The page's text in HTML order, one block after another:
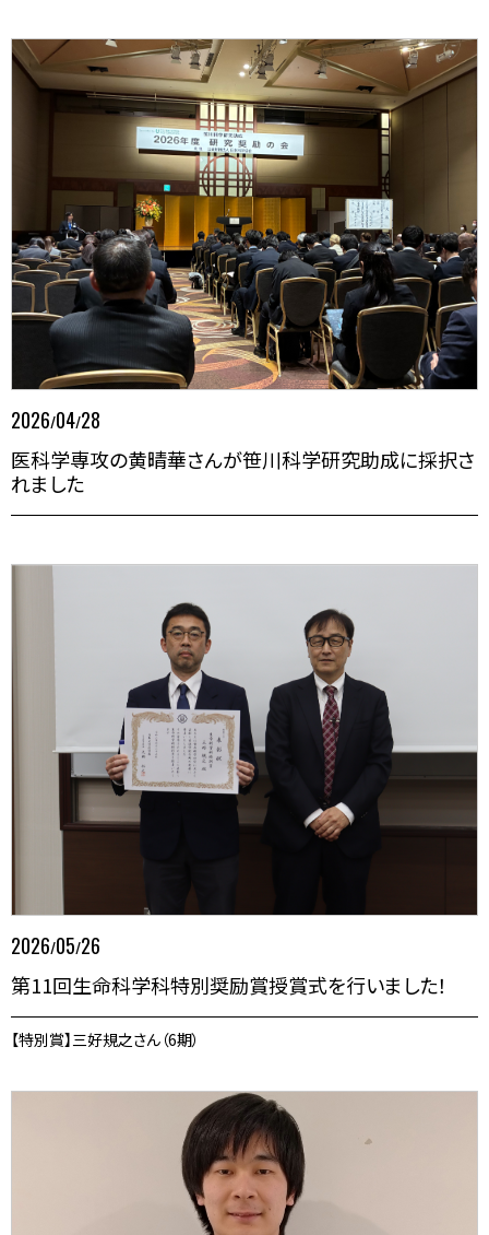
2026/04/28
医科学専攻の黄晴華さんが笹川科学研究助成に採択さ
れました
2026/05/26
第11回生命科学科特別奨励賞授賞式を行いました！
【特別賞】三好規之さん（6期）